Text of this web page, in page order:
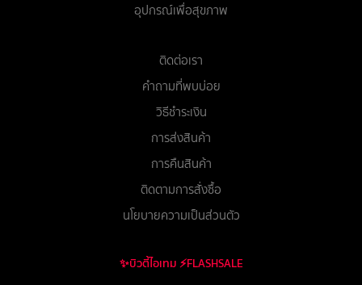
อุปกรณ์เพื่อสุขภาพ
ติดต่อเรา
คำถามที่พบบ่อย
วิธีชำระเงิน
การส่งสินค้า
การคืนสินค้า
ติดตามการสั่งซื้อ
นโยบายความเป็นส่วนตัว
✨บิวตี้ไอเทม ⚡FLASHSALE